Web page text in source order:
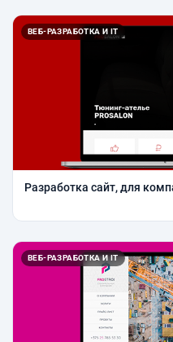
ВЕБ-РАЗРАБОТКА И IT
ВЕБ-РАЗРАБОТКА И IT